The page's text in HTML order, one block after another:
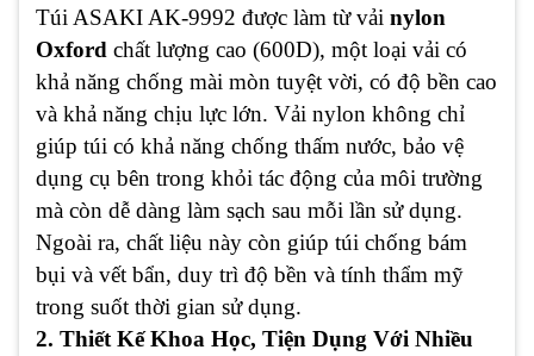
Túi ASAKI AK-9992 được làm từ vải nylon
Oxford chất lượng cao (600D), một loại vải có
khả năng chống mài mòn tuyệt vời, có độ bền cao
và khả năng chịu lực lớn. Vải nylon không chỉ
giúp túi có khả năng chống thấm nước, bảo vệ
dụng cụ bên trong khỏi tác động của môi trường
mà còn dễ dàng làm sạch sau mỗi lần sử dụng.
Ngoài ra, chất liệu này còn giúp túi chống bám
bụi và vết bẩn, duy trì độ bền và tính thẩm mỹ
trong suốt thời gian sử dụng.
2. Thiết Kế Khoa Học, Tiện Dụng Với Nhiều